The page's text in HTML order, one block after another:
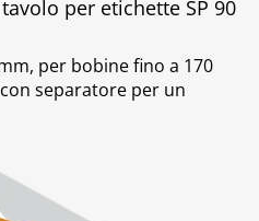
per etichette SP 90
per bobine fino a 170
separatore per un